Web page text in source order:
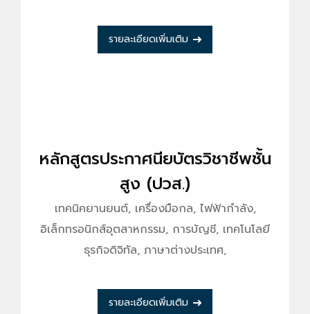
รายละเอียดเพิ่มเติม
หลักสูตรประกาศนียบัตรวิชาชีพชั้น
สูง (ปวส.)
เทคนิคยานยนต์, เครื่องมือกล, ไฟฟ้ากำลัง,
อิเล็กทรอนิกส์อุตสาหกรรม, การบัญชี, เทคโนโลยี
ธุรกิจดิจิทัล, ภาษาต่างประเทศ,
รายละเอียดเพิ่มเติม